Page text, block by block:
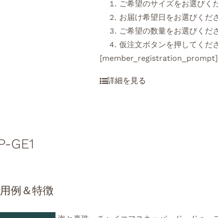
ご希望のサイズをお選びく
お届け希望日をお選びくだ
ご希望の数量をお選びくだ
仮注文ボタンを押してくだ
[member_registration_prompt]
GE1
例＆特徴